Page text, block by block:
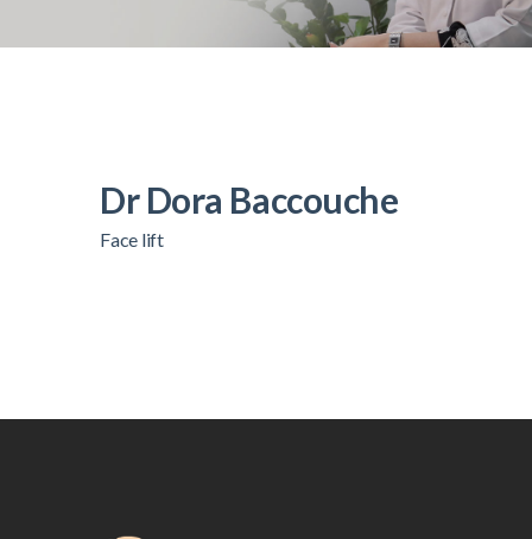
Dr Dora Baccouche
Face lift